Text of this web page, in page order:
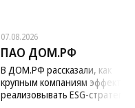
07.08.2026
ПАО ДОМ.РФ
В ДОМ.РФ рассказали, как
крупным компаниям
реализовывать ESG-стратегию